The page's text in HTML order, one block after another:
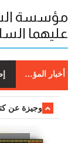
مؤسسة
عليهما
أخبار المؤسسة